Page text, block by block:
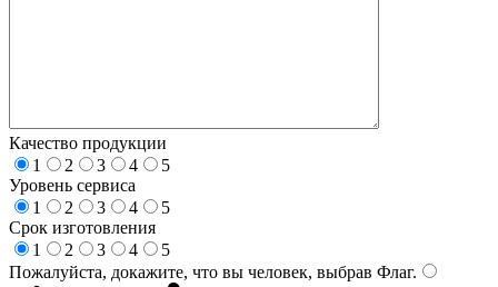
Качество продукции
1
2 3 4
5
Уровень сервиса
1
2 3 4
5
Срок изготовления
1
2 3 4
5
Пожалуйста, докажите, что вы человек, выбрав Флаг.